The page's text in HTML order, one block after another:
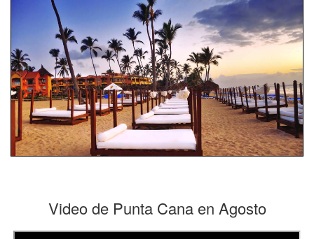
Video de Punta Cana en Agosto